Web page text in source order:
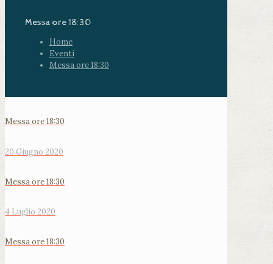
Messa ore 18:30
Home
Eventi
Messa ore 18:30
Messa ore 18:30
20 Giugno 2020
Messa ore 18:30
4 Luglio 2020
Messa ore 18:30